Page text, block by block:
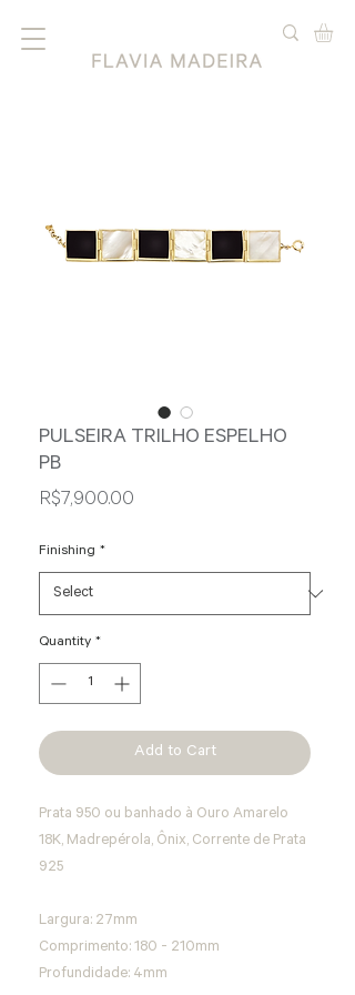
PULSEIRA TRILHO ESPELHO
PB
R$7,900.00
Finishing *
Quantity *
Add to Cart
Prata 950 ou banhado à Ouro Amarelo
18K, Madrepérola, Ônix, Corrente de Prata
925
Largura: 27mm
Comprimento: 180 - 210mm
Profundidade: 4mm